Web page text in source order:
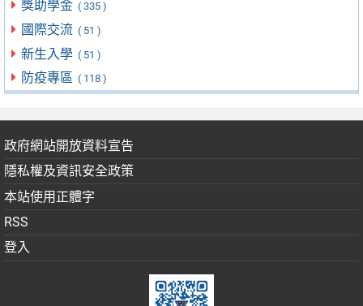
獎助學金 ( 335 )
國際交流 ( 51 )
新生入學 ( 51 )
防疫專區 ( 118 )
政府網站開放資料宣告
隱私權及資訊安全政策
本站使用正體字
RSS
登入